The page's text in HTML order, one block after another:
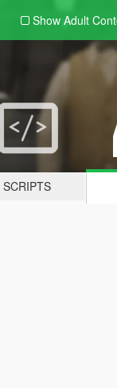
Show Adult
SCRIPTS